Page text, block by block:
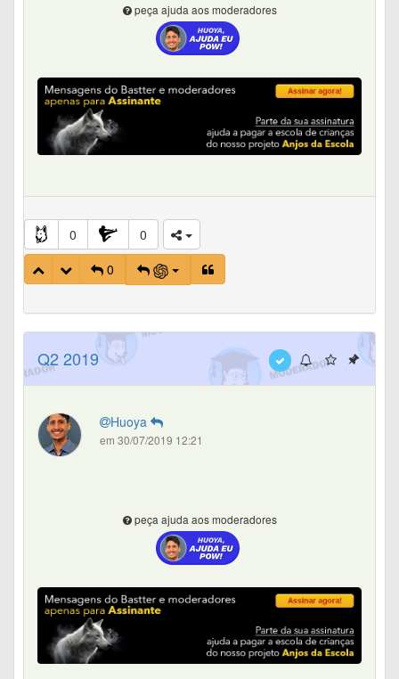
peça ajuda aos moderadores
0
0
0
Q2 2019
Huoya
em 30/07/2019 12:21
peça ajuda aos moderadores